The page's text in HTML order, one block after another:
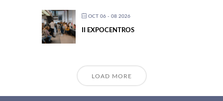
OCT 06 - 08 2026
II EXPOCENTROS
LOAD MORE